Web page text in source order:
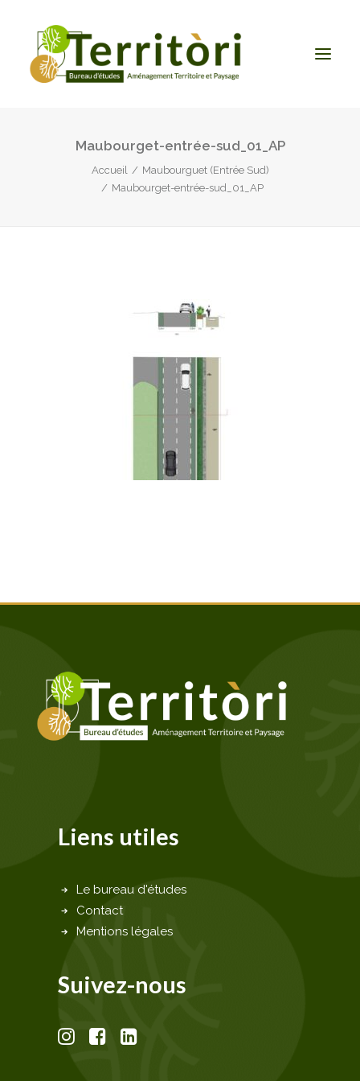
ACCUEILMaubourget-entrée-sud_01_AP
Accueil
Maubourguet (Entrée Sud)
Maubourget-entrée-sud_01_AP
Liens utiles
Le bureau d'études
Contact
Mentions légales
Suivez-nous